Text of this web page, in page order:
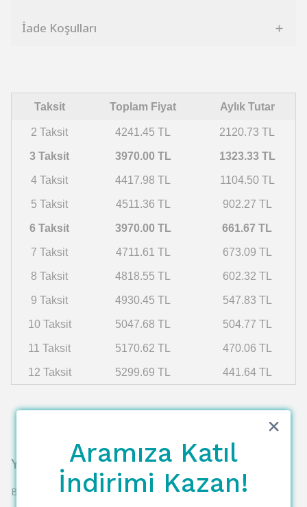
İade Koşulları
Taksit Toplam Fiyat Aylık Tutar
2 Taksit 4241.45 TL 2120.73 TL
3 Taksit 3970.00 TL 1323.33 TL
4 Taksit 4417.98 TL 1104.50 TL
5 Taksit 4511.36 TL 902.27 TL
6 Taksit 3970.00 TL 661.67 TL
7 Taksit 4711.61 TL 673.09 TL
8 Taksit 4818.55 TL 602.32 TL
9 Taksit 4930.45 TL 547.83 TL
10 Taksit 5047.68 TL 504.77 TL
11 Taksit 5170.62 TL 470.06 TL
12 Taksit 5299.69 TL 441.64 TL
Yorumlar
Bu ürün için henüz yorum yapılmamış.
Aramıza Katıl
İndirimi Kazan!